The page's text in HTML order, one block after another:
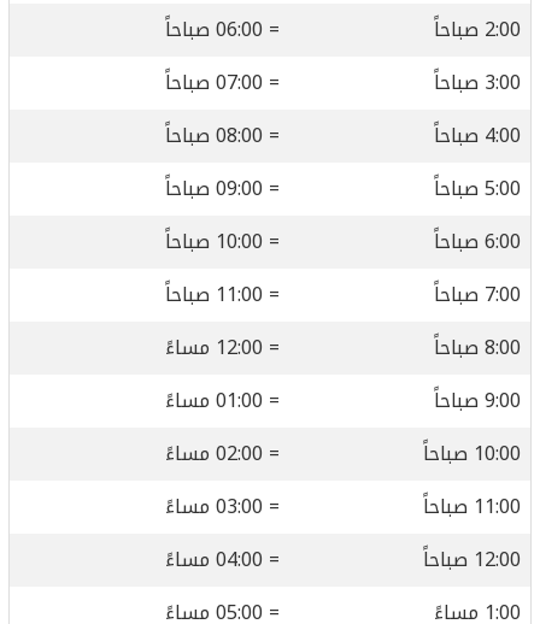
2:00 صباحاً
= 06:00 صباحاً
3:00 صباحاً
= 07:00 صباحاً
4:00 صباحاً
= 08:00 صباحاً
5:00 صباحاً
= 09:00 صباحاً
6:00 صباحاً
= 10:00 صباحاً
7:00 صباحاً
= 11:00 صباحاً
8:00 صباحاً
= 12:00 مساءً
9:00 صباحاً
= 01:00 مساءً
10:00 صباحاً
= 02:00 مساءً
11:00 صباحاً
= 03:00 مساءً
12:00 صباحاً
= 04:00 مساءً
1:00 مساءً
= 05:00 مساءً